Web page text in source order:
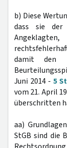
b) Diese
dass sie der
damit den
Juni 2014 - 5
vom 21. April
überschritten
aa)
StGB sind die